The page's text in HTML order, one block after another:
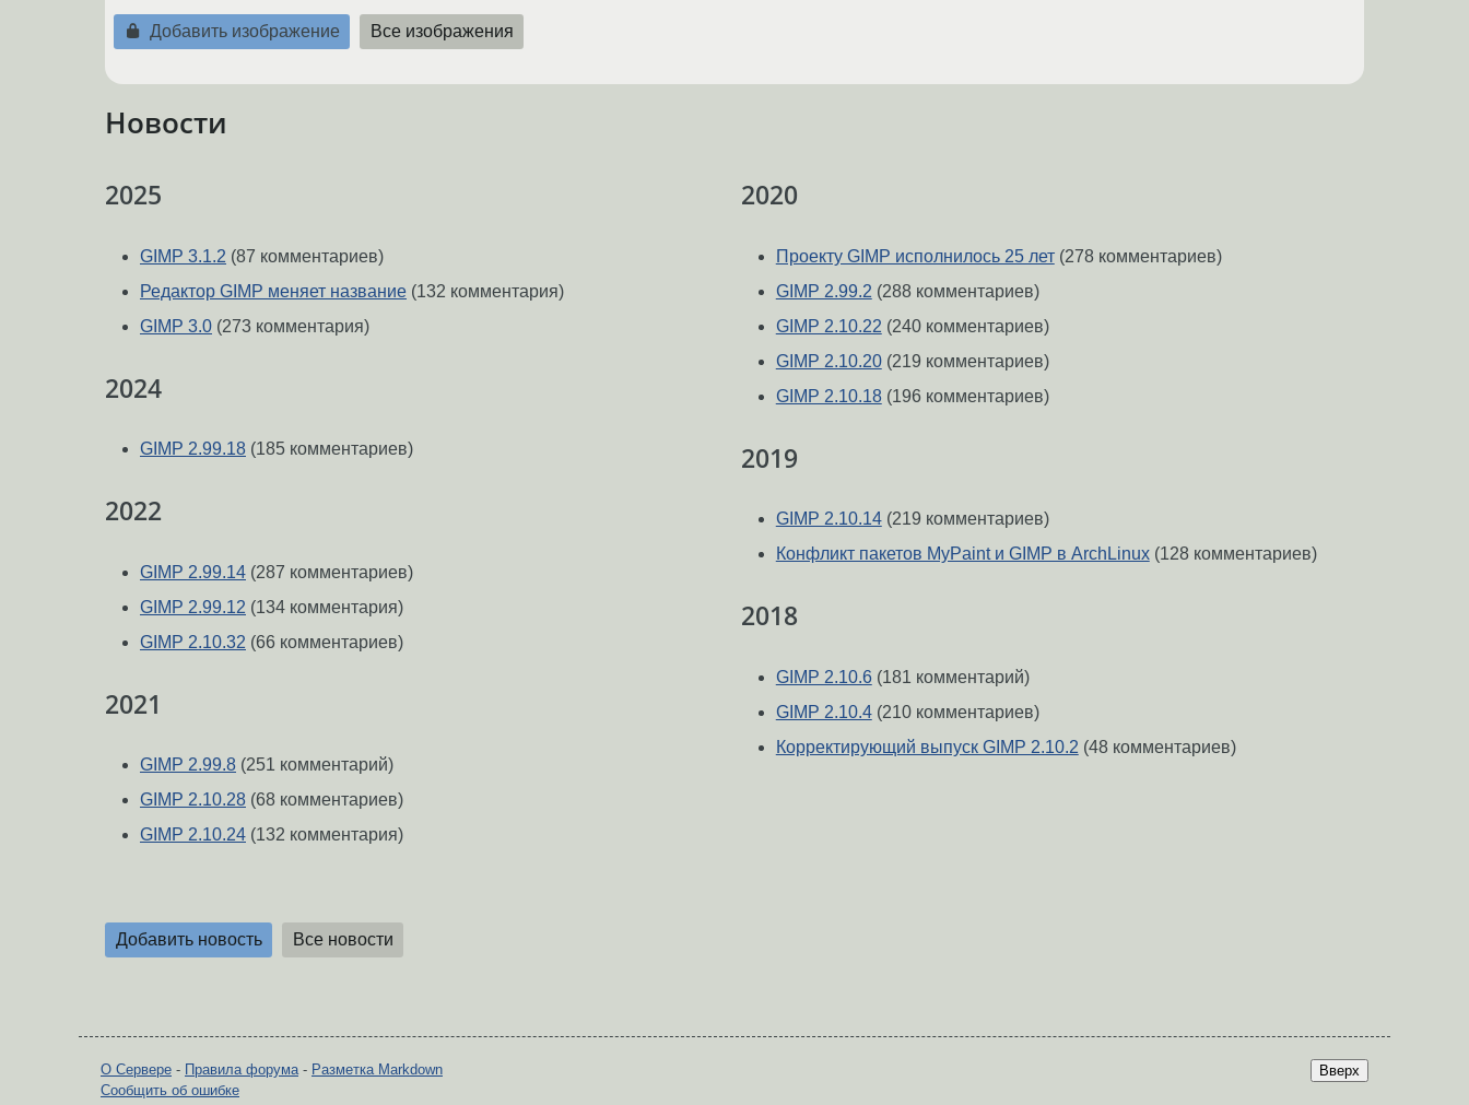
Добавить изображение Все изображения
Новости
2025
GIMP 3.1.2 (87 комментариев)
Редактор GIMP меняет название (132 комментария)
GIMP 3.0 (273 комментария)
2024
GIMP 2.99.18 (185 комментариев)
2022
GIMP 2.99.14 (287 комментариев)
GIMP 2.99.12 (134 комментария)
GIMP 2.10.32 (66 комментариев)
2021
GIMP 2.99.8 (251 комментарий)
GIMP 2.10.28 (68 комментариев)
GIMP 2.10.24 (132 комментария)
2020
Проекту GIMP исполнилось 25 лет(278 комментариев)
GIMP 2.99.2 (288 комментариев)
GIMP 2.10.22 (240 комментариев)
GIMP 2.10.20(219 комментариев)
GIMP 2.10.18(196 комментариев)
2019
GIMP 2.10.14(219 комментариев)
Конфликт пакетов MyPaint и GIMP в ArchLinux(128 комментариев)
2018
GIMP 2.10.6(181 комментарий)
GIMP 2.10.4(210 комментариев)
Корректирующий выпуск GIMP 2.10.2 (48 комментариев)
Добавить новость Все новости
Вверх
О Сервере - Правила форума - Разметка Markdown
Сообщить об ошибке